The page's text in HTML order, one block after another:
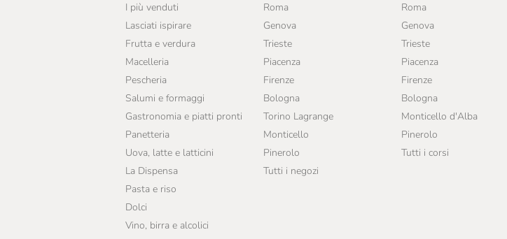
I più venduti
Lasciati ispirare
Frutta e verdura
Macelleria
Pescheria
Salumi e formaggi
Gastronomia e piatti pronti
Panetteria
Uova, latte e latticini
La Dispensa
Pasta e riso
Dolci
Vino, birra e alcolici
Roma
Genova
Trieste
Piacenza
Firenze
Bologna
Torino Lagrange
Monticello
Pinerolo
Tutti i negozi
Roma
Genova
Trieste
Piacenza
Firenze
Bologna
Monticello d'Alba
Pinerolo
Tutti i corsi